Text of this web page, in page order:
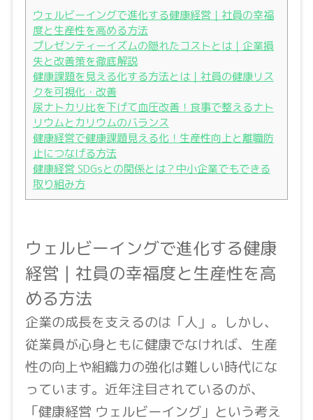
ウェルビーイングで進化する健康経営｜社員の幸福
度と生産性を高める方法
プレゼンティーイズムの隠れたコストとは｜企業損
失と改善策を徹底解説
健康課題を見える化する方法とは｜社員の健康リス
クを可視化・改善
尿ナトカリ比を下げて血圧改善！食事で整えるナト
リウムとカリウムのバランス
健康経営で健康課題見える化！生産性向上と離職防
止につなげる方法
健康経営 SDGsとの関係とは？中小企業でもできる
取り組み方
ウェルビーイングで進化する健康
経営｜社員の幸福度と生産性を高
める方法
企業の成長を支えるのは「人」。しかし、
従業員が心身ともに健康でなければ、生産
性の向上や組織力の強化は難しい時代にな
っています。近年注目されているのが、
「健康経営 ウェルビーイング」という考え